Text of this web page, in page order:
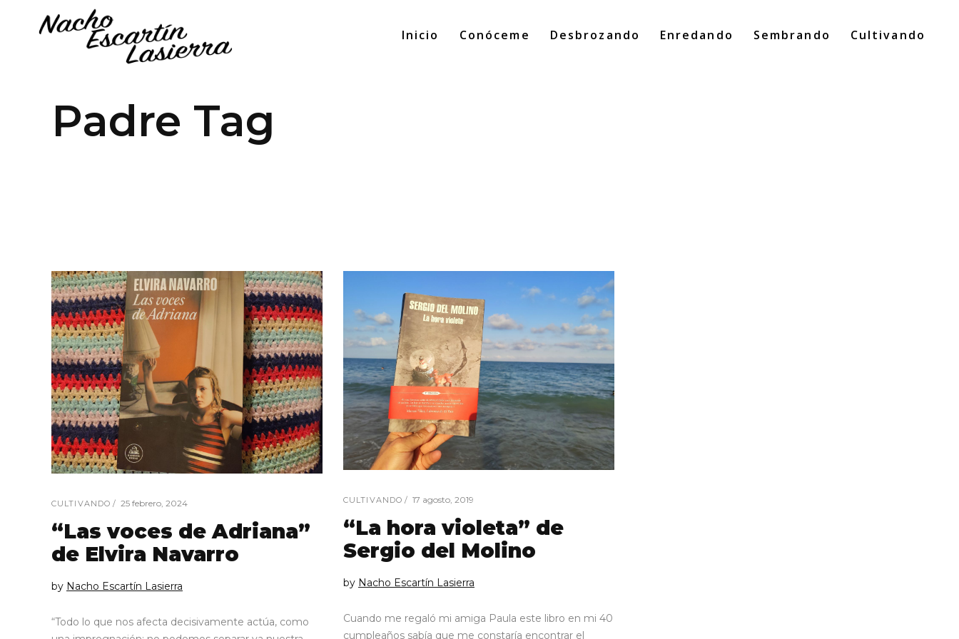
Inicio Conóceme Desbrozando Enredando Sembrando Cultivando
Padre Tag
CULTIVANDO 25 febrero, 2024
“Las voces de Adriana”
de Elvira Navarro
by Nacho Escartín Lasierra
“Todo lo que nos afecta decisivamente actúa, como
CULTIVANDO 17 agosto, 2019
“La hora violeta” de
Sergio del Molino
by Nacho Escartín Lasierra
Cuando me regaló mi amiga Paula este libro en mi 40
cumpleaños sabía que me constaría encontrar el